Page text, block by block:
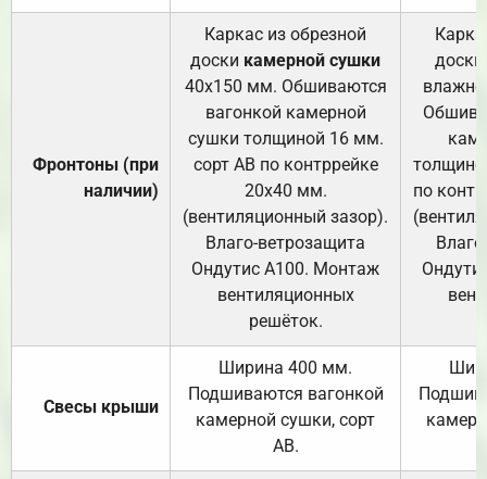
Фронтоны (при
наличии)
Каркас из обрезной
доски камерной сушки
40х150 мм. Обшиваются
вагонкой камерной
сушки толщиной 16 мм.
сорт АВ по контррейке
20х40 мм.
(вентиляционный зазор).
Влаго-ветрозащита
Ондутис А100. Монтаж
вентиляционных
решёток.
доски
по
Свесы крыши
Ширина 400 мм.
Подшиваются вагонкой
камерной сушки, сорт
АВ.